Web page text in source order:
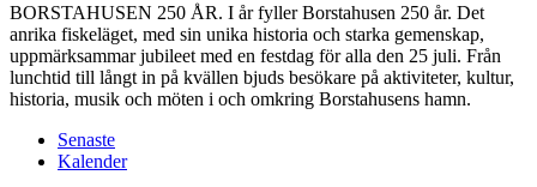
BORSTAHUSEN 250 ÅR. I år fyller Borstahusen 250 år. Det
anrika fiskeläget, med sin unika historia och starka gemenskap,
uppmärksammar jubileet med en festdag för alla den 25 juli. Från
lunchtid till långt in på kvällen bjuds besökare på aktiviteter, kultur,
historia, musik och möten i och omkring Borstahusens hamn.
Senaste
Kalender